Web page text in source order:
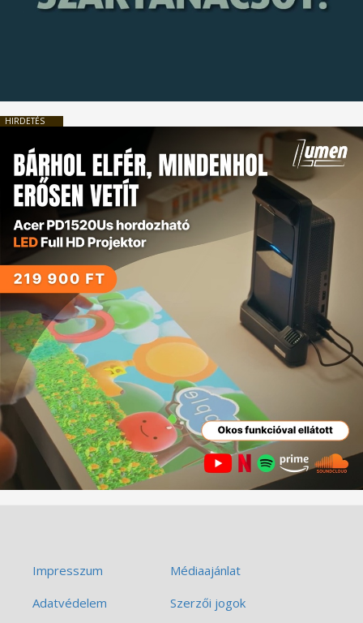
HIRDETÉS
Impresszum
Médiaajánlat
Adatvédelem
Szerzői jogok